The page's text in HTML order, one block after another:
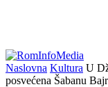
Naslovna Kultura U
posvećena Šabanu